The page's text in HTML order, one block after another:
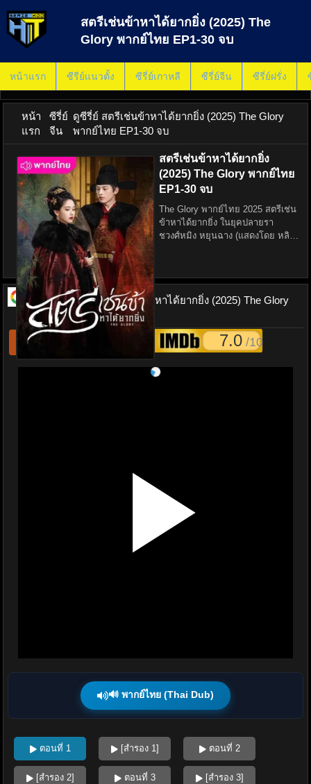
สตรีเช่นข้าหาได้ยากยิ่ง (2025) The
Glory พากย์ไทย EP1-30 จบ
หน้าแรก ซีรีย์แนวตั้ง ซีรี่ย์เกาหลี ซีรี่ย์จีน ซีรี่ย์ฝรั่ง
หน้า
แรก
ซีรี่ย์
จีน
ดูซีรี่ย์ สตรีเช่นข้าหาได้ยากยิ่ง (2025) The Glory
พากย์ไทย EP1-30 จบ
สตรีเช่นข้าหาได้ยากยิ่ง
(2025) The Glory พากย์ไทย
EP1-30 จบ
The Glory พากย์ไทย 2025 สตรีเช่น
ข้าหาได้ยากยิ่ง ในยุคปลายรา
ชวงศ์หมิง หยุนฉาง (แสดงโดย หลิว
เพื่อกอบกู้เกียรติยศครอบครัว
ดูซีรี่ย์ ออนไลน์ สตรีเช่นข้าหาได้ยากยิ่ง (2025) The Glory
พากย์ไทย EP1-30 จบ
รีเฟชหนังไม่เล่น 7.0 /10
🔊 พากย์ไทย (Thai Dub)
ตอนที่ 1 [สำรอง 1] ตอนที่ 2
[สำรอง 2] ตอนที่ 3 [สำรอง 3]